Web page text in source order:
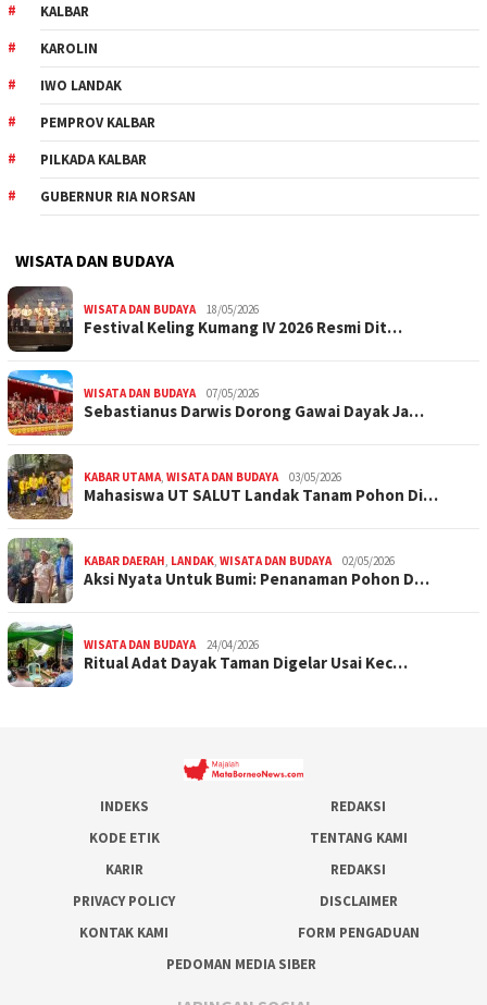
KALBAR
KAROLIN
IWO LANDAK
PEMPROV KALBAR
PILKADA KALBAR
GUBERNUR RIA NORSAN
WISATA DAN BUDAYA
WISATA DAN BUDAYA 18/05/2026
Festival Keling Kumang IV 2026 Resmi Dit…
WISATA DAN BUDAYA 07/05/2026
Sebastianus Darwis Dorong Gawai Dayak Ja…
KABAR UTAMA, WISATA DAN BUDAYA 03/05/2026
Mahasiswa UT SALUT Landak Tanam Pohon Di…
KABAR DAERAH, LANDAK, WISATA DAN BUDAYA 02/05/2026
Aksi Nyata Untuk Bumi: Penanaman Pohon D…
WISATA DAN BUDAYA 24/04/2026
Ritual Adat Dayak Taman Digelar Usai Kec…
INDEKS
REDAKSI
KODE ETIK
TENTANG KAMI
KARIR
REDAKSI
PRIVACY POLICY
DISCLAIMER
KONTAK KAMI
FORM PENGADUAN
PEDOMAN MEDIA SIBER